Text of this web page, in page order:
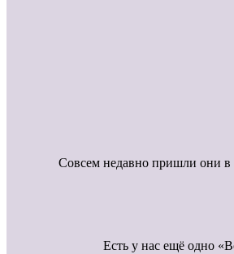
Совсем недавно пришли они в
Есть у нас ещё одно